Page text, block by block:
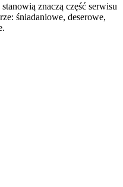
znaczą część serwisu
śniadaniowe, deserowe,